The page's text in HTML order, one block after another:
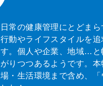
日常の健康管理にとどま
行動やライフスタイルを
す。個人や企業、地域…と
がりつつあるようです。
場・生活環境まで含め、